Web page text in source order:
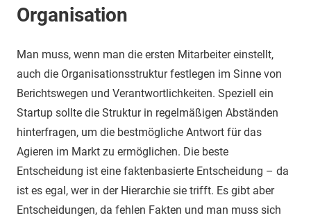
Organisation
Man muss, wenn man die ersten Mitarbeiter einstellt,
auch die Organisationsstruktur festlegen im Sinne von
Berichtswegen und Verantwortlichkeiten. Speziell ein
Startup sollte die Struktur in regelmäßigen Abständen
hinterfragen, um die bestmögliche Antwort für das
Agieren im Markt zu ermöglichen. Die beste
Entscheidung ist eine faktenbasierte Entscheidung – da
ist es egal, wer in der Hierarchie sie trifft. Es gibt aber
Entscheidungen, da fehlen Fakten und man muss sich